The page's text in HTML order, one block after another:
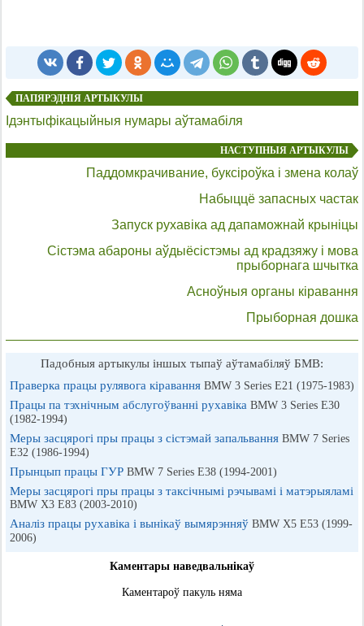
ПАПЯРЭДНІЯ АРТЫКУЛЫ
Ідэнтыфікацыйныя нумары аўтамабіля
НАСТУПНЫЯ АРТЫКУЛЫ
Паддомкрачивание, буксіроўка і змена колаў
Набыццё запасных частак
Запуск рухавіка ад дапаможнай крыніцы
Сістэма абароны аўдыёсістэмы ад крадзяжу і мова
прыборнага шчытка
Асноўныя органы кіравання
Прыборная дошка
Падобныя артыкулы іншых тыпаў аўтамабіляў БМВ:
Праверка працы рулявога кіравання BMW 3 Series E21 (1975-1983)
Працы па тэхнічным абслугоўванні рухавіка BMW 3 Series E30
(1982-1994)
Меры засцярогі пры працы з сістэмай запальвання BMW 7 Series
E32 (1986-1994)
Прынцып працы ГУР BMW 7 Series E38 (1994-2001)
Меры засцярогі пры працы з таксічнымі рэчывамі і матэрыяламі
BMW X3 E83 (2003-2010)
Аналіз працы рухавіка і вынікаў вымярэнняў BMW X5 E53 (1999-
2006)
Каментары наведвальнікаў
Каментароў пакуль няма